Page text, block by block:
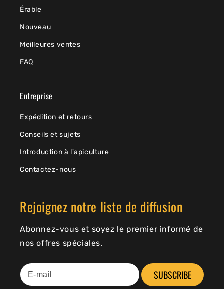
Érable
Nouveau
Meilleures ventes
FAQ
Entreprise
Expédition et retours
Conseils et sujets
Introduction à l'apiculture
Contactez-nous
Rejoignez notre liste de diffusion
Abonnez-vous et soyez le premier informé de
nos offres spéciales.
SUBSCRIBE